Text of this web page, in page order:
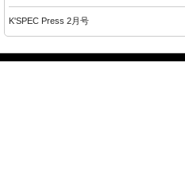
K'SPEC Press 2月号